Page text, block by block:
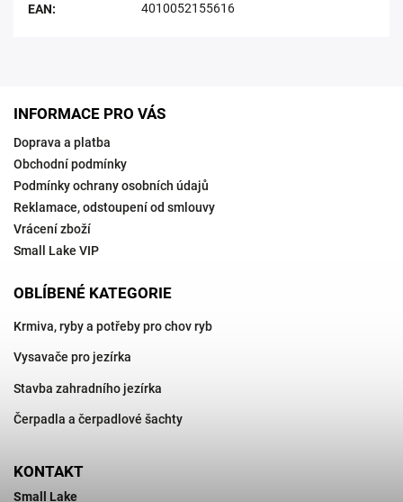
EAN: 4010052155616
INFORMACE PRO VÁS
Doprava a platba
Obchodní podmínky
Podmínky ochrany osobních údajů
Reklamace, odstoupení od smlouvy
Vrácení zboží
Small Lake VIP
OBLÍBENÉ KATEGORIE
Krmiva, ryby a potřeby pro chov ryb
Vysavače pro jezírka
Stavba zahradního jezírka
Čerpadla a čerpadlové šachty
KONTAKT
Small Lake